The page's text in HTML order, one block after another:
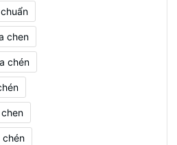
chen
chén
chén